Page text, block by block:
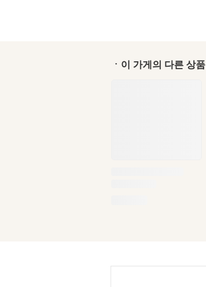
ㆍ이 가게의 다른 상품